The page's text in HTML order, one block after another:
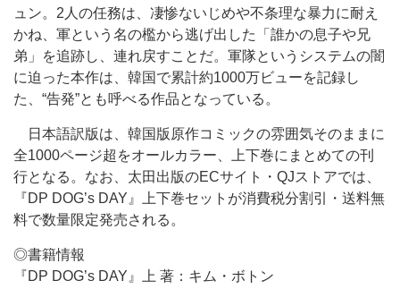
ュン。2人の任務は、凄惨ないじめや不条理な暴力に耐え
かね、軍という名の檻から逃げ出した「誰かの息子や兄
弟」を追跡し、連れ戻すことだ。軍隊というシステムの闇
に迫った本作は、韓国で累計約1000万ビューを記録し
た、“告発”とも呼べる作品となっている。
日本語訳版は、韓国版原作コミックの雰囲気そのままに
全1000ページ超をオールカラー、上下巻にまとめての刊
行となる。なお、太田出版のECサイト・QJストアでは、
『DP DOG’s DAY』上下巻セットが消費税分割引・送料無
料で数量限定発売される。
◎書籍情報
『DP DOG’s DAY』上 著：キム・ボトン